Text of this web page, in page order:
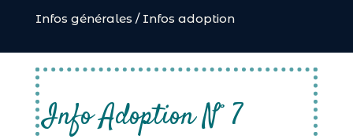
Infos générales / Infos adoption
Info Adoption N° 7